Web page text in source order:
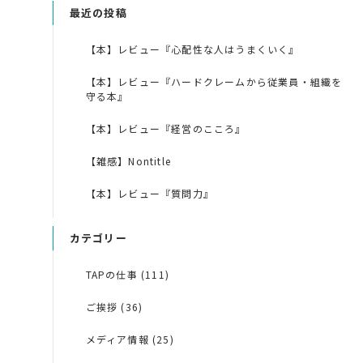
最近の投稿
【本】レビュー『心配性な人はうまくいく』
【本】レビュー『ハードクレームから従業員・組織を
守る本』
【本】レビュー『経営のこころ』
【雑感】Nontitle
【本】レビュー『質問力』
カテゴリー
TAPの仕事 (111)
ご挨拶 (36)
メディア情報 (25)